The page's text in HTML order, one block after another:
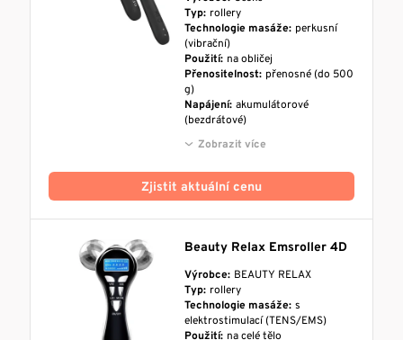
Typ: rollery
Technologie masáže: perkusní
(vibrační)
Použití: na obličej
Přenositelnost: přenosné (do 500
g)
Napájení: akumulátorové
(bezdrátové)
Zobrazit více
Zjistit aktuální cenu
Beauty Relax Emsroller 4D
Výrobce: BEAUTY RELAX
Typ: rollery
Technologie masáže: s
elektrostimulací (TENS/EMS)
Použití: na celé tělo